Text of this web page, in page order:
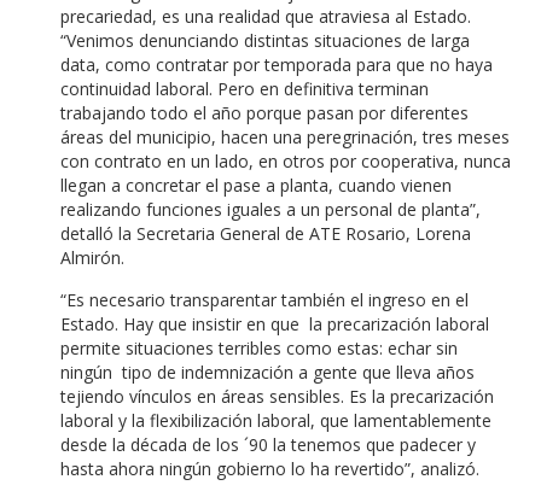
precariedad, es una realidad que atraviesa al Estado.
“Venimos denunciando distintas situaciones de larga
data, como contratar por temporada para que no haya
continuidad laboral. Pero en definitiva terminan
trabajando todo el año porque pasan por diferentes
áreas del municipio, hacen una peregrinación, tres meses
con contrato en un lado, en otros por cooperativa, nunca
llegan a concretar el pase a planta, cuando vienen
realizando funciones iguales a un personal de planta”,
detalló la Secretaria General de ATE Rosario, Lorena
Almirón.
“Es necesario transparentar también el ingreso en el
Estado. Hay que insistir en que la precarización laboral
permite situaciones terribles como estas: echar sin
ningún tipo de indemnización a gente que lleva años
tejiendo vínculos en áreas sensibles. Es la precarización
laboral y la flexibilización laboral, que lamentablemente
desde la década de los ´90 la tenemos que padecer y
hasta ahora ningún gobierno lo ha revertido”, analizó.